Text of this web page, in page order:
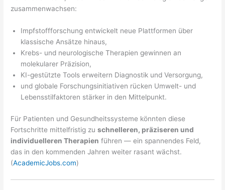
zusammenwachsen:
Impfstoffforschung entwickelt neue Plattformen über
klassische Ansätze hinaus,
Krebs- und neurologische Therapien gewinnen an
molekularer Präzision,
KI-gestützte Tools erweitern Diagnostik und Versorgung,
und globale Forschungsinitiativen rücken Umwelt- und
Lebensstilfaktoren stärker in den Mittelpunkt.
Für Patienten und Gesundheitssysteme könnten diese
Fortschritte mittelfristig zuschnelleren, präziseren und
individuelleren Therapien führen — ein spannendes Feld,
das in den kommenden Jahren weiter rasant wächst.
(AcademicJobs.com)